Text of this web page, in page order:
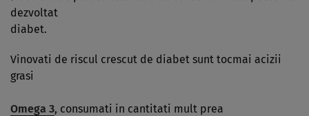
dezvoltat
diabet.
Vinovati de riscul crescut de diabet sunt tocmai acizii
grasi
Omega 3, consumati in cantitati mult prea